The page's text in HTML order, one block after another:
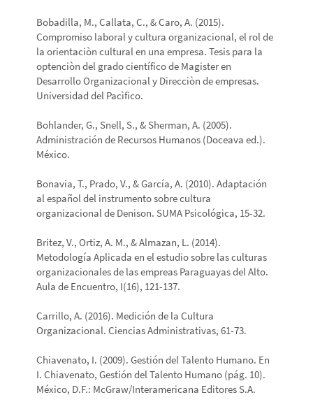
Bobadilla, M., Callata, C., & Caro, A. (2015).
Compromiso laboral y cultura organizacional, el rol de
la orientaciòn cultural en una empresa. Tesis para la
optenciòn del grado científico de Magister en
Desarrollo Organizacional y Direcciòn de empresas.
Universidad del Pacìfico.
Bohlander, G., Snell, S., & Sherman, A. (2005).
Administración de Recursos Humanos (Doceava ed.).
México.
Bonavia, T., Prado, V., & García, A. (2010). Adaptación
al español del instrumento sobre cultura
organizacional de Denison. SUMA Psicológica, 15-32.
Britez, V., Ortiz, A. M., & Almazan, L. (2014).
Metodología Aplicada en el estudio sobre las culturas
organizacionales de las empreas Paraguayas del Alto.
Aula de Encuentro, I(16), 121-137.
Carrillo, A. (2016). Medición de la Cultura
Organizacional. Ciencias Administrativas, 61-73.
Chiavenato, I. (2009). Gestión del Talento Humano. En
I. Chiavenato, Gestión del Talento Humano (pág. 10).
México, D.F.: McGraw/Interamericana Editores S.A.